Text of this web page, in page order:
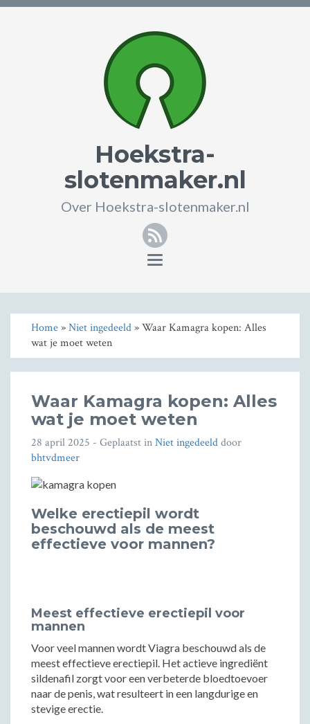
Hoekstra-
slotenmaker.nl
Over Hoekstra-slotenmaker.nl
RSS
Toggle
Home»Niet ingedeeld» Waar Kamagra kopen: Alles
wat je moet weten
Waar Kamagra kopen: Alles
wat je moet weten
28 april 2025 - Geplaatst inNiet ingedeelddoor
bhtvdmeer
Welke erectiepil wordt
beschouwd als de meest
effectieve voor mannen?
Meest effectieve erectiepil voor
mannen
Voor veel mannen wordt Viagra beschouwd als de
meest effectieve erectiepil. Het actieve ingrediënt
sildenafil zorgt voor een verbeterde bloedtoevoer
naar de penis, wat resulteert in een langdurige en
stevige erectie.